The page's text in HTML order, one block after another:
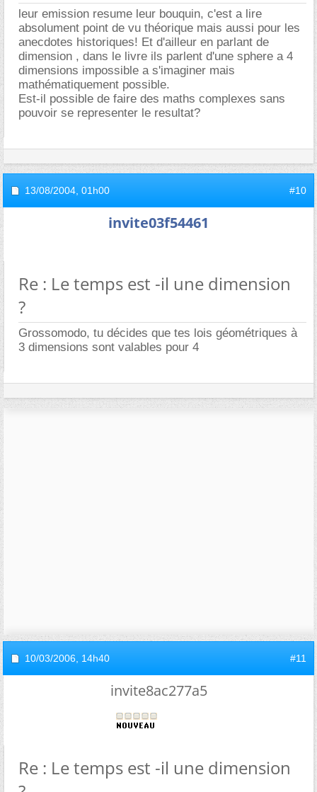
leur emission resume leur bouquin, c'est a lire
absolument point de vu théorique mais aussi pour les
anecdotes historiques! Et d'ailleur en parlant de
dimension , dans le livre ils parlent d'une sphere a 4
dimensions impossible a s'imaginer mais
mathématiquement possible.
Est-il possible de faire des maths complexes sans
pouvoir se representer le resultat?
13/08/2004, 01h00 #10
invite03f54461
Re : Le temps est -il une dimension
?
Grossomodo, tu décides que tes lois géométriques à
3 dimensions sont valables pour 4
10/03/2006, 14h40 #11
invite8ac277a5
Re : Le temps est -il une dimension